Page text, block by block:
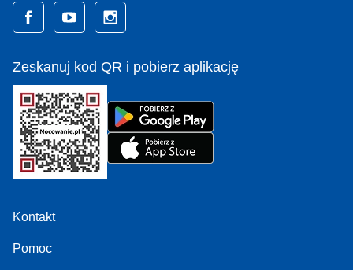
Zeskanuj kod QR i pobierz aplikację
Kontakt
Pomoc